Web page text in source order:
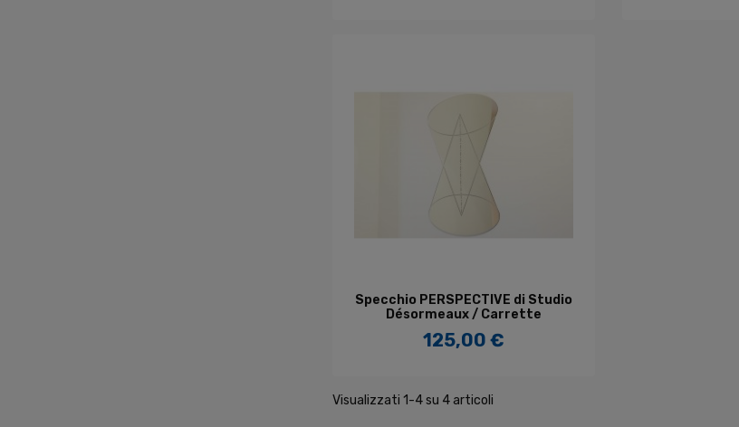
AGGIUNGI AL CARRELLO
Specchio PERSPECTIVE di Studio
Désormeaux / Carrette
Prezzo
125,00 €
Visualizzati 1-4 su 4 articoli